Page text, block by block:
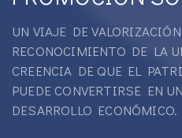
UN VIAJE DE
RECONOCIMIENTO DE LA
CREENCIA DE QUE EL
PUEDE CONVERTIRSE EN
DESARROLLO ECONÓMICO.